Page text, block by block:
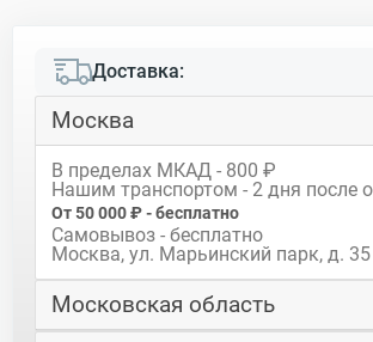
Доставка:
Москва
В пределах МКАД - 800 ₽
Нашим транспортом - 2 дня после
От 50 000 ₽ - бесплатно
Самовывоз - бесплатно
Москва, ул. Марьинский парк, д. 35
Московская область